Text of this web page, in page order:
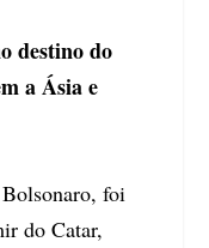
destino do
a Ásia e
foi
do Catar,